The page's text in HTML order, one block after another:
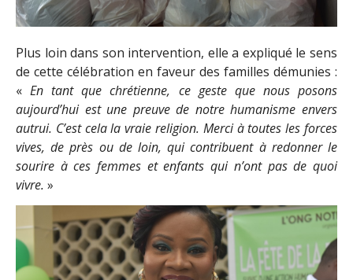
Plus loin dans son intervention, elle a expliqué le sens
de cette célébration en faveur des familles démunies :
«En tant que chrétienne, ce geste que nous posons
aujourd’hui est une preuve de notre humanisme envers
autrui. C’est cela la vraie religion. Merci à toutes les forces
vives, de près ou de loin, qui contribuent à redonner le
sourire à ces femmes et enfants qui n’ont pas de quoi
vivre. »